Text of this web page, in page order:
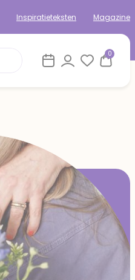
Inspiratieteksten Magazine
0